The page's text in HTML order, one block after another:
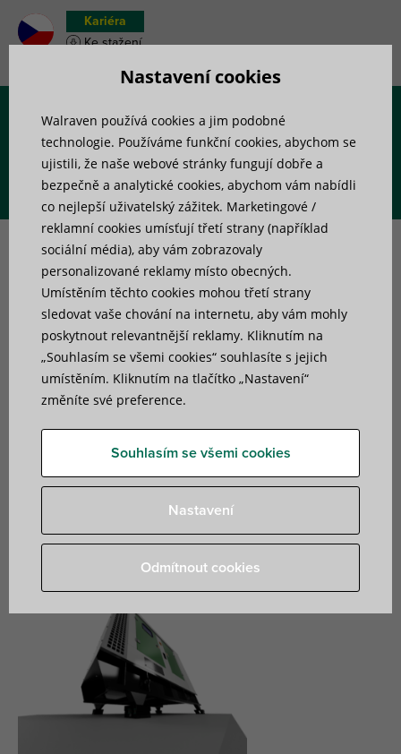
Kariéra
Ke stažení
Jak vybrat vhodné
antivibrační prvky pro
záložní generátory a
kogenerační jednotky?
Váha: těžké – velmi těžké
Rušivá frekvence: nízká – střední
Montáž: stojící
Nastavení cookies
Walraven používá cookies a jim podobné
technologie. Používáme funkční cookies, abychom se
ujistili, že naše webové stránky fungují dobře a
bezpečně a analytické cookies, abychom vám nabídli
co nejlepší uživatelský zážitek. Marketingové /
reklamní cookies umísťují třetí strany (například
sociální média), aby vám zobrazovaly
personalizované reklamy místo obecných.
Umístěním těchto cookies mohou třetí strany
sledovat vaše chování na internetu, aby vám mohly
poskytnout relevantnější reklamy. Kliknutím na
„Souhlasím se všemi cookies“ souhlasíte s jejich
umístěním. Kliknutím na tlačítko „Nastavení“
změníte své preference.
Souhlasím se všemi cookies
Nastavení
Odmítnout cookies